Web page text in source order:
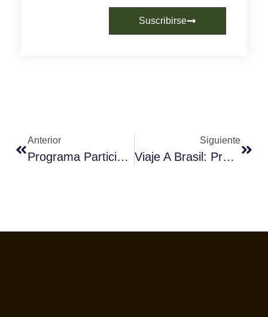
Suscribirse
Anterior
Programa Participación Fórum Café En HIP Madrid 2017
Siguiente
Viaje A Brasil: Programa. 24 De Junio Al 2 De Julio. Plazas Abiertas